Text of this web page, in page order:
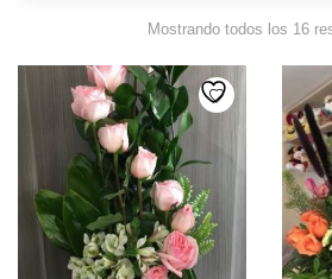
Mostrando todos los 16